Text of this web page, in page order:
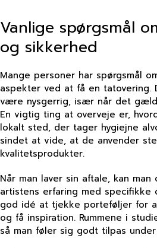
Vanlige spørgsmål
og sikkerhed
Mange personer har spørgsmål
aspekter ved at få en
være nysgerrig, især når det
En vigtig ting at overveje er,
lokalt sted, der tager hygiejne
sindet at vide, at de anvender
kvalitetsprodukter.
Når man laver sin aftale, kan man
artistens erfaring med specifikke
god idé at tjekke porteføljer for
og få inspiration. Rummene i
så man føler sig godt tilpas